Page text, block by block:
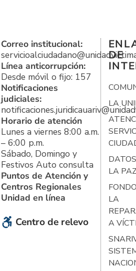
Correo institucional:
Línea anticorrupción:
Desde móvil o fijo: 157
Notificaciones
judiciales:
Horario de atención
Lunes a viernes 8:00 a.m.
– 6:00 p.m.
Sábado, Domingo y
Festivos Auto consulta
Puntos de Atención y
Centros Regionales
Unidad en línea
Centro de relevo
DE
LA
LA PAZ
LA
A